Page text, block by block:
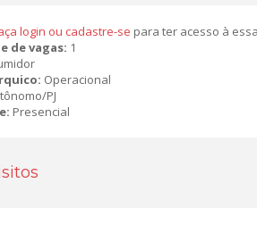
login ou cadastre-se para ter acesso à
de vagas: 1
Operacional
PJ
Presencial